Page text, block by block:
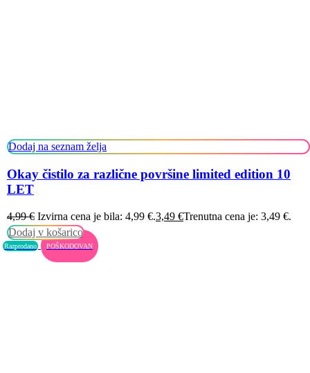
Dodaj na seznam želja
Okay čistilo za različne površine limited edition 10
LET
4,99€ Izvirna cena je bila: 4,99 €.3,49 €Trenutna cena je: 3,49 €.
Dodaj v košarico
Razprodano POŠKODOVAN